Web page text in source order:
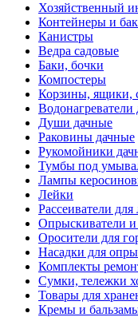
Хозяйственный
Контейнеры и
Канистры
Ведра садовые
Баки, бочки
Компостеры
Корзины, ящики,
Водонагреватели
Души дачные
Раковины дачные
Рукомойники
Тумбы под
Лампы
Лейки
Рассеиватели
Опрыскиватели
Оросители для
Насадки для
Комплекты
Сумки, тележки
Товары для
Кремы и